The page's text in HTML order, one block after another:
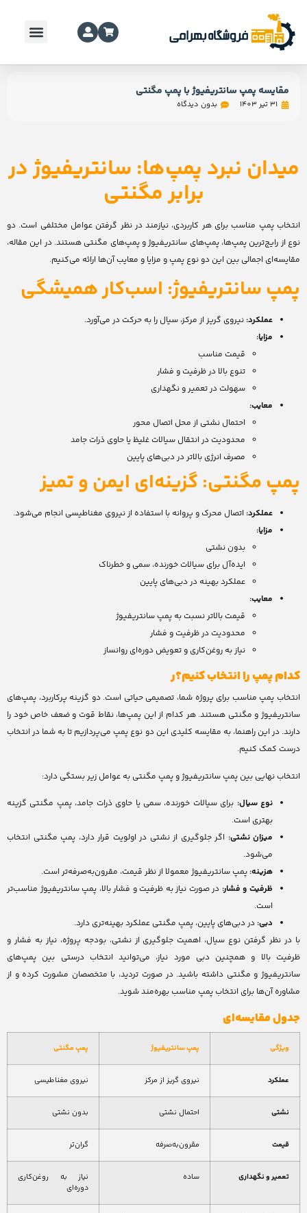
مقایسه پمپ سانتریفیوژ با پمپ مگنتی
31 تیر 1403 بدون دیدگاه
میدان نبرد پمپ‌ها: سانتریفیوژ در
برابر مگنتی
انتخاب پمپ مناسب برای هر کاربردی، نیازمند در نظر گرفتن عوامل مختلفی است. دو
نوع از رایج‌ترین پمپ‌ها، پمپ‌های سانتریفیوژ و پمپ‌های مگنتی هستند. در این مقاله،
مقایسه‌ای اجمالی بین این دو نوع پمپ و مزایا و معایب آن‌ها ارائه می‌کنیم.
پمپ سانتریفیوژ: اسب‌کار همیشگی
عملکرد: نیروی گریز از مرکز، سیال را به حرکت در می‌آورد.
مزایا:
قیمت مناسب
تنوع بالا در ظرفیت و فشار
سهولت در تعمیر و نگهداری
معایب:
احتمال نشتی از محل اتصال محور
محدودیت در انتقال سیالات غلیظ یا حاوی ذرات جامد
مصرف انرژی بالاتر در دبی‌های پایین
پمپ مگنتی: گزینه‌ای ایمن و تمیز
عملکرد: اتصال محرک و پروانه با استفاده از نیروی مغناطیسی انجام می‌شود.
مزایا:
بدون نشتی
ایده‌آل برای سیالات خورنده، سمی و خطرناک
عملکرد بهینه در دبی‌های پایین
معایب:
قیمت بالاتر نسبت به پمپ سانتریفیوژ
محدودیت در ظرفیت و فشار
نیاز به روغن‌کاری و تعویض دوره‌ای روانساز
کدام پمپ را انتخاب کنیم؟ر
انتخاب پمپ مناسب برای پروژه شما، تصمیمی حیاتی است. دو گزینه پرکاربرد، پمپ‌های
سانتریفیوژ و مگنتی هستند. هر کدام از این پمپ‌ها، نقاط قوت و ضعف خاص خود را
دارند. در این راهنما، به مقایسه کلیدی این دو نوع پمپ می‌پردازیم تا به شما در انتخاب
درست کمک کنیم.
انتخاب نهایی بین پمپ سانتریفیوژ و پمپ مگنتی به عوامل زیر بستگی دارد:
نوع سیال: برای سیالات خورنده، سمی یا حاوی ذرات جامد، پمپ مگنتی گزینه
بهتری است.
میزان نشتی: اگر جلوگیری از نشتی در اولویت قرار دارد، پمپ مگنتی انتخاب
می‌شود.
هزینه: پمپ سانتریفیوژ معمولا از نظر قیمت، مقرون‌به‌صرفه‌تر است.
ظرفیت و فشار: در صورت نیاز به ظرفیت و فشار بالا، پمپ سانتریفیوژ مناسب‌تر
است.
دبی: در دبی‌های پایین، پمپ مگنتی عملکرد بهینه‌تری دارد.
با در نظر گرفتن نوع سیال، اهمیت جلوگیری از نشتی، بودجه پروژه، نیاز به فشار و
ظرفیت بالا و همچنین دبی مورد نیاز، می‌توانید انتخاب درستی بین پمپ‌های
سانتریفیوژ و مگنتی داشته باشید. در صورت تردید، با متخصصان مشورت کرده و از
مشاوره آن‌ها برای انتخاب پمپ مناسب بهره‌مند شوید.
جدول مقایسه‌ای
ویژگی پمپ سانتریفیوژ پمپ مگنتی
عملکرد نیروی گریز از مرکز نیروی مغناطیسی
نشتی احتمال نشتی بدون نشتی
قیمت مقرون‌به‌صرفه گران‌تر
تعمیر و نگهداری ساده
نیاز به روغن‌کاری
دوره‌ای